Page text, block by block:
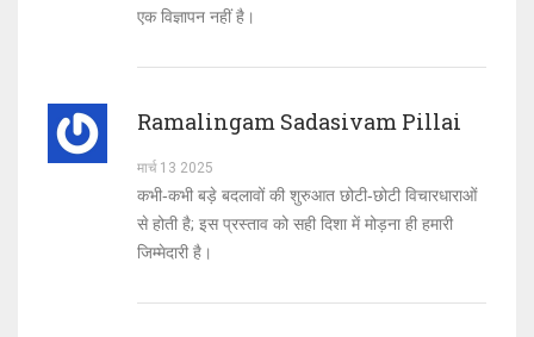
एक विज्ञापन नहीं है।
Ramalingam Sadasivam Pillai
मार्च 13 2025
कभी‑कभी बड़े बदलावों की शुरुआत छोटी‑छोटी विचारधाराओं
से होती है; इस प्रस्ताव को सही दिशा में मोड़ना ही हमारी
जिम्मेदारी है।